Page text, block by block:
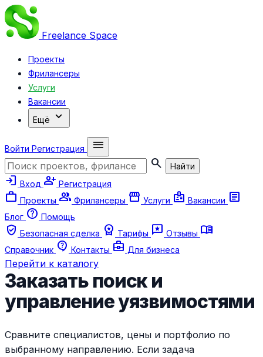
Freelance Space
Проекты
Фрилансеры
Услуги
Вакансии
Ещё expand_more
Войти Регистрация
menu
search
Найти
login Вход person_add Регистрация
work Проекты group Фрилансеры storefront Услуги badge Вакансии article
Блог help Помощь
verified_user Безопасная сделка workspace_premium Тарифы reviews Отзывы menu_book
Справочник contact_support Контакты business_center Для бизнеса
Перейти к каталогу
Заказать поиск и
управление уязвимостями
Сравните специалистов, цены и портфолио по
выбранному направлению. Если задача